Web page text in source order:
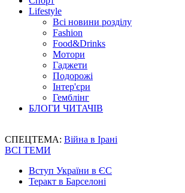
Lifestyle
Всі новини розділу
Fashion
Food&Drinks
Мотори
Гаджети
Подорожі
Інтер'єри
Гемблінг
БЛОГИ ЧИТАЧІВ
СПЕЦТЕМА: Війна в Ірані
ВСІ ТЕМИ
Вступ України в ЄС
Теракт в Барселоні